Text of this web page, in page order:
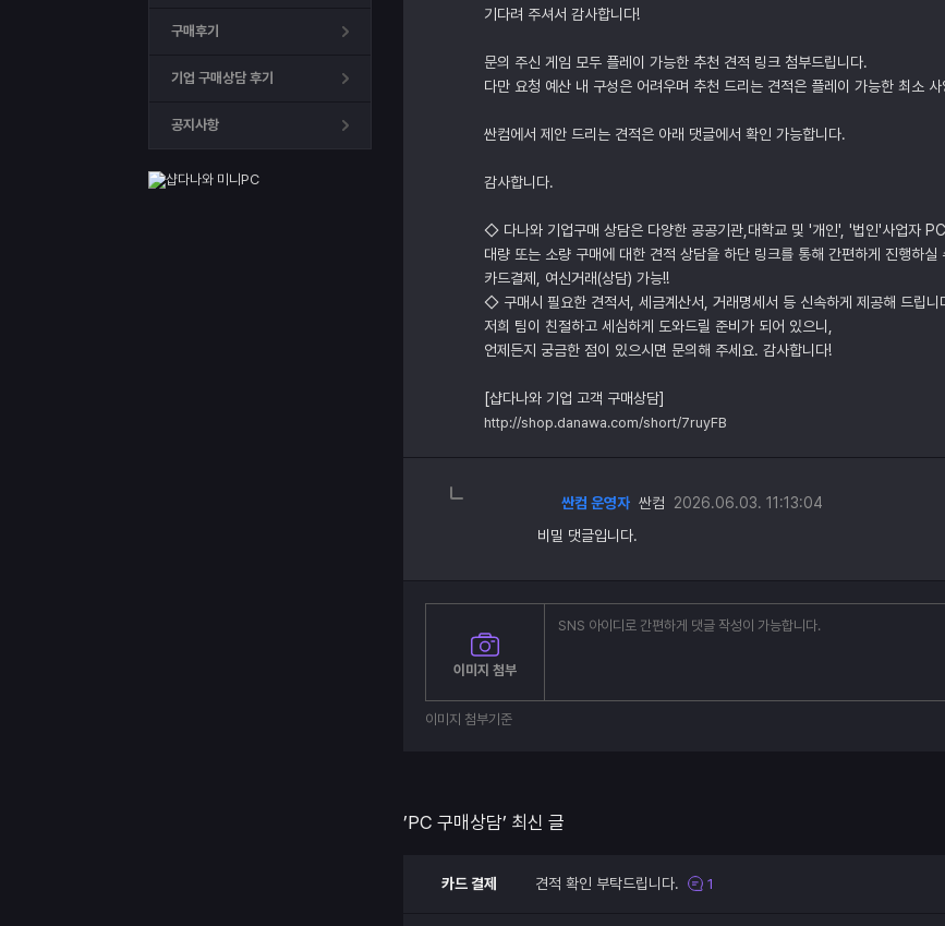
구매후기
기업 구매상담 후기
공지사항
기다려 주셔서 감사합니다!
문의 주신 게임 모두 플레이 가능한 추천 견적 링크 첨부드립니다.
다만 요청 예산 내 구성은 어려우며 추천 드리는 견적은 플레이 가능한 최소
싼컴에서 제안 드리는 견적은 아래 댓글에서 확인 가능합니다.
감사합니다.
◇ 다나와 기업구매 상담은 다양한 공공기관,대학교 및 '개인', '법인'사업자 PC
대량 또는 소량 구매에 대한 견적 상담을 하단 링크를 통해 간편하게 진행하실
카드결제, 여신거래(상담) 가능!!
◇ 구매시 필요한 견적서, 세금계산서, 거래명세서 등 신속하게 제공해 드립니
저희 팀이 친절하고 세심하게 도와드릴 준비가 되어 있으니,
언제든지 궁금한 점이 있으시면 문의해 주세요. 감사합니다!
[샵다나와 기업 고객 구매상담]
http://shop.danawa.com/short/7ruyFB
싼컴 운영자 싼컴
2026.06.03. 11:13:04
비밀 댓글입니다.
이미지 첨부
이미지 첨부기준
’PC 구매상담’ 최신 글
카드 결제 견적 확인 부탁드립니다. 1